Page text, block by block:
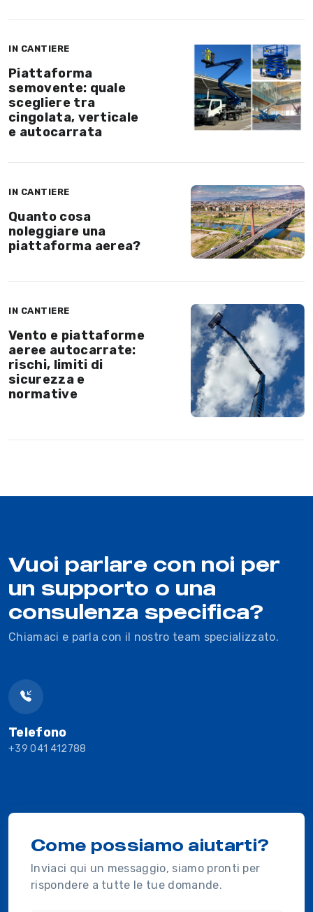
IN CANTIERE
Piattaforma
semovente: quale
scegliere tra
cingolata, verticale
e autocarrata
IN CANTIERE
Quanto cosa
noleggiare una
piattaforma aerea?
IN CANTIERE
Vento e piattaforme
aeree autocarrate:
rischi, limiti di
sicurezza e
normative
Vuoi parlare con noi per
un supporto o una
consulenza specifica?
Chiamaci e parla con il nostro team specializzato.
Telefono
+39 041 412788
Come possiamo aiutarti?
Inviaci qui un messaggio, siamo pronti per
rispondere a tutte le tue domande.